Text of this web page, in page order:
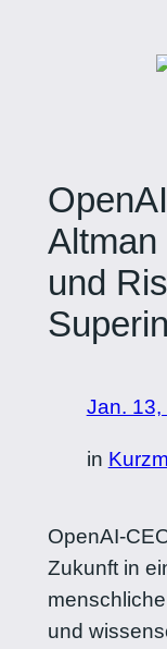
Altman
und
Jan. 13,
in
OpenAI-
Zukunft in
und